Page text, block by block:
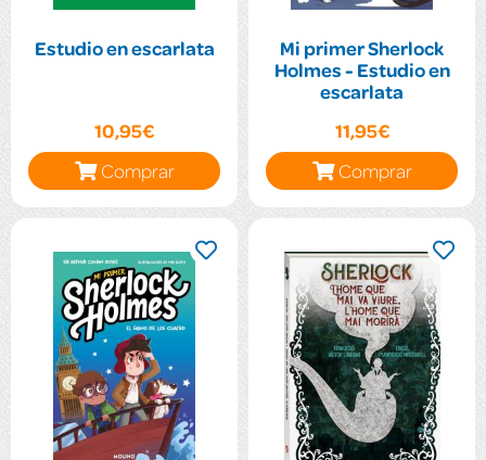
Estudio en escarlata
10,95€
Comprar
Mi primer Sherlock
Holmes - Estudio en
escarlata
11,95€
Comprar